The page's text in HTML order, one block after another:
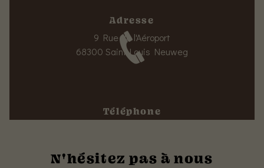
Adresse
9 Rue de l'Aéroport
68300 Saint-Louis Neuweg
Téléphone
N'hésitez pas à nous